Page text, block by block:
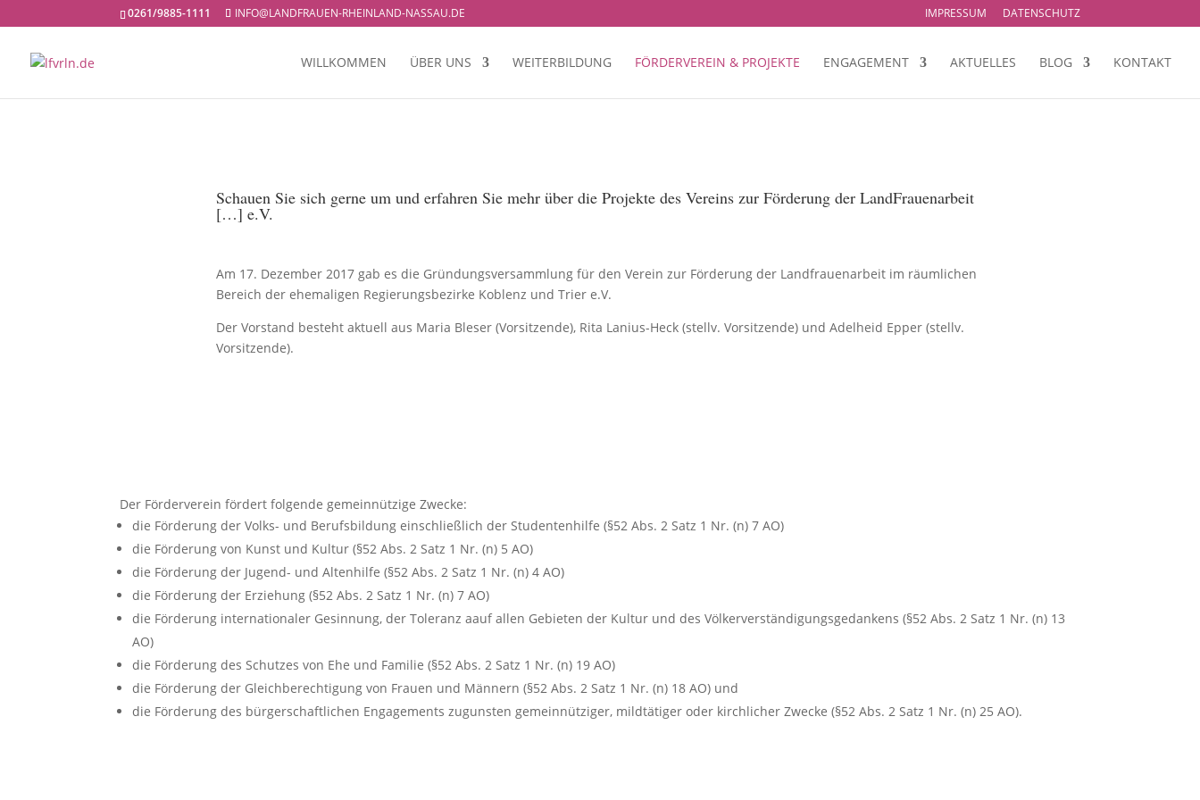
0261/9885-1111 INFO@LANDFRAUEN-RHEINLAND-NASSAU.DE IMPRESSUM DATENSCHUTZ
WILLKOMMEN ÜBER UNS WEITERBILDUNG FÖRDERVEREIN & PROJEKTE ENGAGEMENT AKTUELLES BLOG KONTAKT
Schauen Sie sich gerne um und erfahren Sie mehr über die Projekte des Vereins zur Förderung der LandFrauenarbeit
[…] e.V.
Am 17. Dezember 2017 gab es die Gründungsversammlung für den Verein zur Förderung der Landfrauenarbeit im räumlichen
Bereich der ehemaligen Regierungsbezirke Koblenz und Trier e.V.
Der Vorstand besteht aktuell aus Maria Bleser (Vorsitzende), Rita Lanius-Heck (stellv. Vorsitzende) und Adelheid Epper (stellv.
Vorsitzende).
Der Förderverein fördert folgende gemeinnützige Zwecke:
die Förderung der Volks- und Berufsbildung einschließlich der Studentenhilfe (§52 Abs. 2 Satz 1 Nr. (n) 7 AO)
die Förderung von Kunst und Kultur (§52 Abs. 2 Satz 1 Nr. (n) 5 AO)
die Förderung der Jugend- und Altenhilfe (§52 Abs. 2 Satz 1 Nr. (n) 4 AO)
die Förderung der Erziehung (§52 Abs. 2 Satz 1 Nr. (n) 7 AO)
die Förderung internationaler Gesinnung, der Toleranz aauf allen Gebieten der Kultur und des Völkerverständigungsgedankens (§52 Abs. 2 Satz 1 Nr. (n) 13
AO)
die Förderung des Schutzes von Ehe und Familie (§52 Abs. 2 Satz 1 Nr. (n) 19 AO)
die Förderung der Gleichberechtigung von Frauen und Männern (§52 Abs. 2 Satz 1 Nr. (n) 18 AO) und
die Förderung des bürgerschaftlichen Engagements zugunsten gemeinnütziger, mildtätiger oder kirchlicher Zwecke (§52 Abs. 2 Satz 1 Nr. (n) 25 AO).